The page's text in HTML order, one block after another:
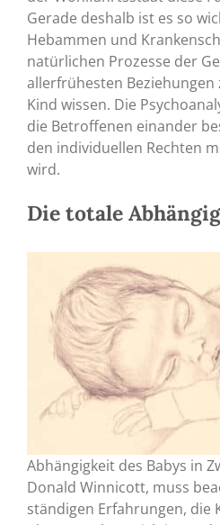
Gerade deshalb ist es so
Hebammen und
natürlichen Prozesse der
allerfrühesten
Kind wissen. Die
die Betroffenen einander
den individuellen Rechten
wird.
Die totale
Abhängigkeit des Babys in
Donald Winnicott, muss
ständigen Erfahrungen, die